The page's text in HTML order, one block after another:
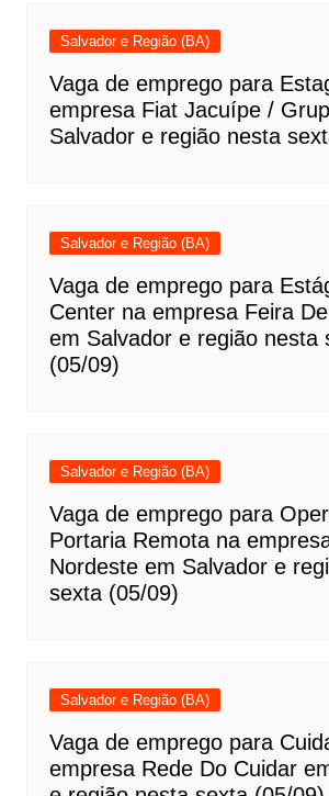
Salvador e Região (BA)
Vaga de emprego para
empresa Fiat Jacuípe /
Salvador e região nesta
Salvador e Região (BA)
Vaga de emprego para
Center na empresa Feira
em Salvador e região nesta
(05/09)
Salvador e Região (BA)
Vaga de emprego para
Portaria Remota na
Nordeste em Salvador e
sexta (05/09)
Salvador e Região (BA)
Vaga de emprego para
empresa Rede Do Cuidar